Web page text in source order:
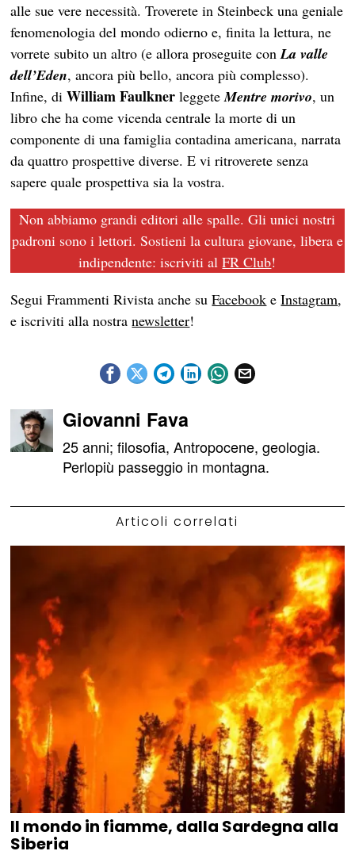
alle sue vere necessità. Troverete in Steinbeck una geniale
fenomenologia del mondo odierno e, finita la lettura, ne
vorrete subito un altro (e allora proseguite conLa valle
dell’Eden, ancora più bello, ancora più complesso).
Infine, diWilliam Faulkner leggeteMentre morivo, un
libro che ha come vicenda centrale la morte di un
componente di una famiglia contadina americana, narrata
da quattro prospettive diverse. E vi ritroverete senza
sapere quale prospettiva sia la vostra.
Non abbiamo grandi editori alle spalle. Gli unici nostri
padroni sono i lettori. Sostieni la cultura giovane, libera e
indipendente: iscriviti alFR Club!
Segui Frammenti Rivista anche suFacebook eInstagram,
e iscriviti alla nostranewsletter!
Giovanni Fava
25 anni; filosofia, Antropocene, geologia.
Perlopiù passeggio in montagna.
Articoli correlati
Il mondo in fiamme, dalla Sardegna alla
Siberia